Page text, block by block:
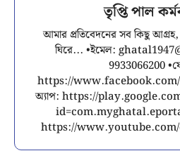
তৃপ্তি পাল
আমার প্রতিবেদনের সব কিছু
ঘিরে... •ইমেল:
9933066200
https://
অ্যাপ: https://
https://